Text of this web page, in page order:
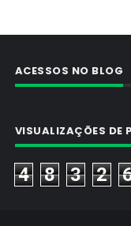
ACESSOS NO BLOG
VISUALIZAÇÕES DE
4 8 3 2